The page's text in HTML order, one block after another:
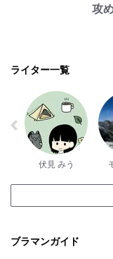
攻
ライター一覧
伏見 みう
ブラマンガイド